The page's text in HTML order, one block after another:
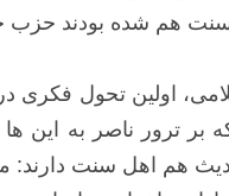
سنت هم شده بودند
هم اهل سنت دارند: